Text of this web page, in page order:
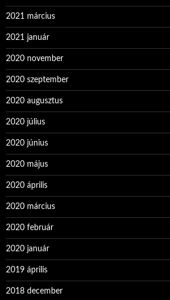
2021 március
2021 január
2020 november
2020 szeptember
2020 augusztus
2020 július
2020 június
2020 május
2020 április
2020 március
2020 február
2020 január
2019 április
2018 december